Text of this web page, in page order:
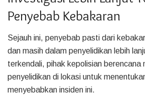
Penyebab Kebakaran
Sejauh ini, penyebab pasti dari
dan masih dalam penyelidikan lebih
terkendali, pihak kepolisian berencana
penyelidikan di lokasi untuk
menyebabkan insiden ini.